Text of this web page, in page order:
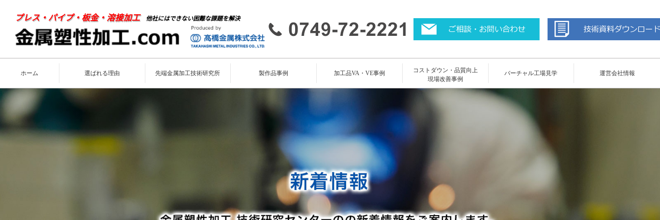
プレス・パイプ・板金・溶接加工他社にはできない困難な課題を解決
ホーム 選ばれる理由 先端金属加工技術研究所 製作品事例 加工品VA・VE事例
コストダウン・品質向上
現場改善事例
バーチャル工場見学 運営会社情報